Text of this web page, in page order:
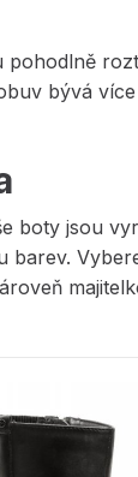
pohodlně
bývá
boty jsou
barev.